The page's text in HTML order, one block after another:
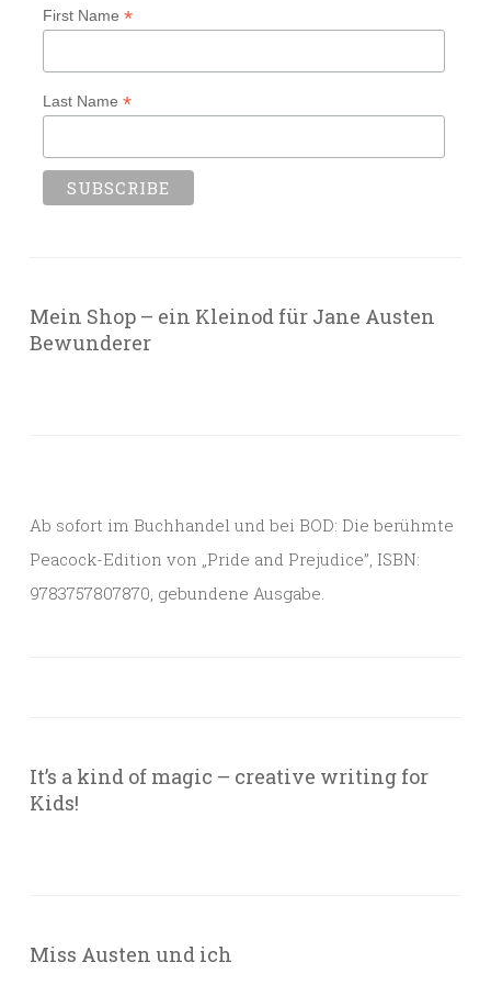
First Name *
Last Name *
Mein Shop – ein Kleinod für Jane Austen
Bewunderer
Ab sofort im Buchhandel und bei BOD: Die berühmte
Peacock-Edition von „Pride and Prejudice”, ISBN:
9783757807870, gebundene Ausgabe.
It’s a kind of magic – creative writing for
Kids!
Miss Austen und ich